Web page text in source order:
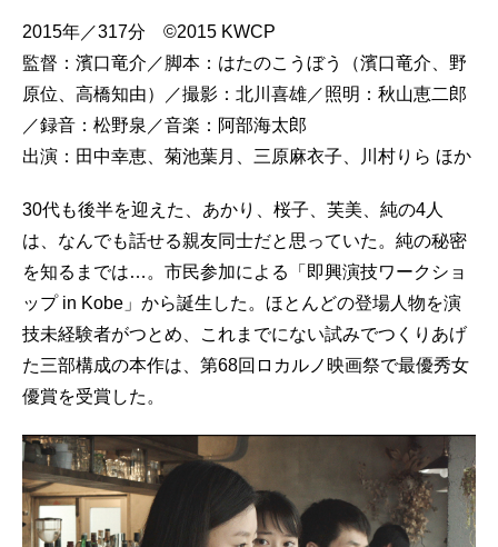
2015年／317分 ©2015 KWCP
監督：濱口竜介／脚本：はたのこうぼう（濱口竜介、野
原位、高橋知由）／撮影：北川喜雄／照明：秋山恵二郎
／録音：松野泉／音楽：阿部海太郎
出演：田中幸恵、菊池葉月、三原麻衣子、川村りら ほか
30代も後半を迎えた、あかり、桜子、芙美、純の4人
は、なんでも話せる親友同士だと思っていた。純の秘密
を知るまでは…。市民参加による「即興演技ワークショ
ップ in Kobe」から誕生した。ほとんどの登場人物を演
技未経験者がつとめ、これまでにない試みでつくりあげ
た三部構成の本作は、第68回ロカルノ映画祭で最優秀女
優賞を受賞した。